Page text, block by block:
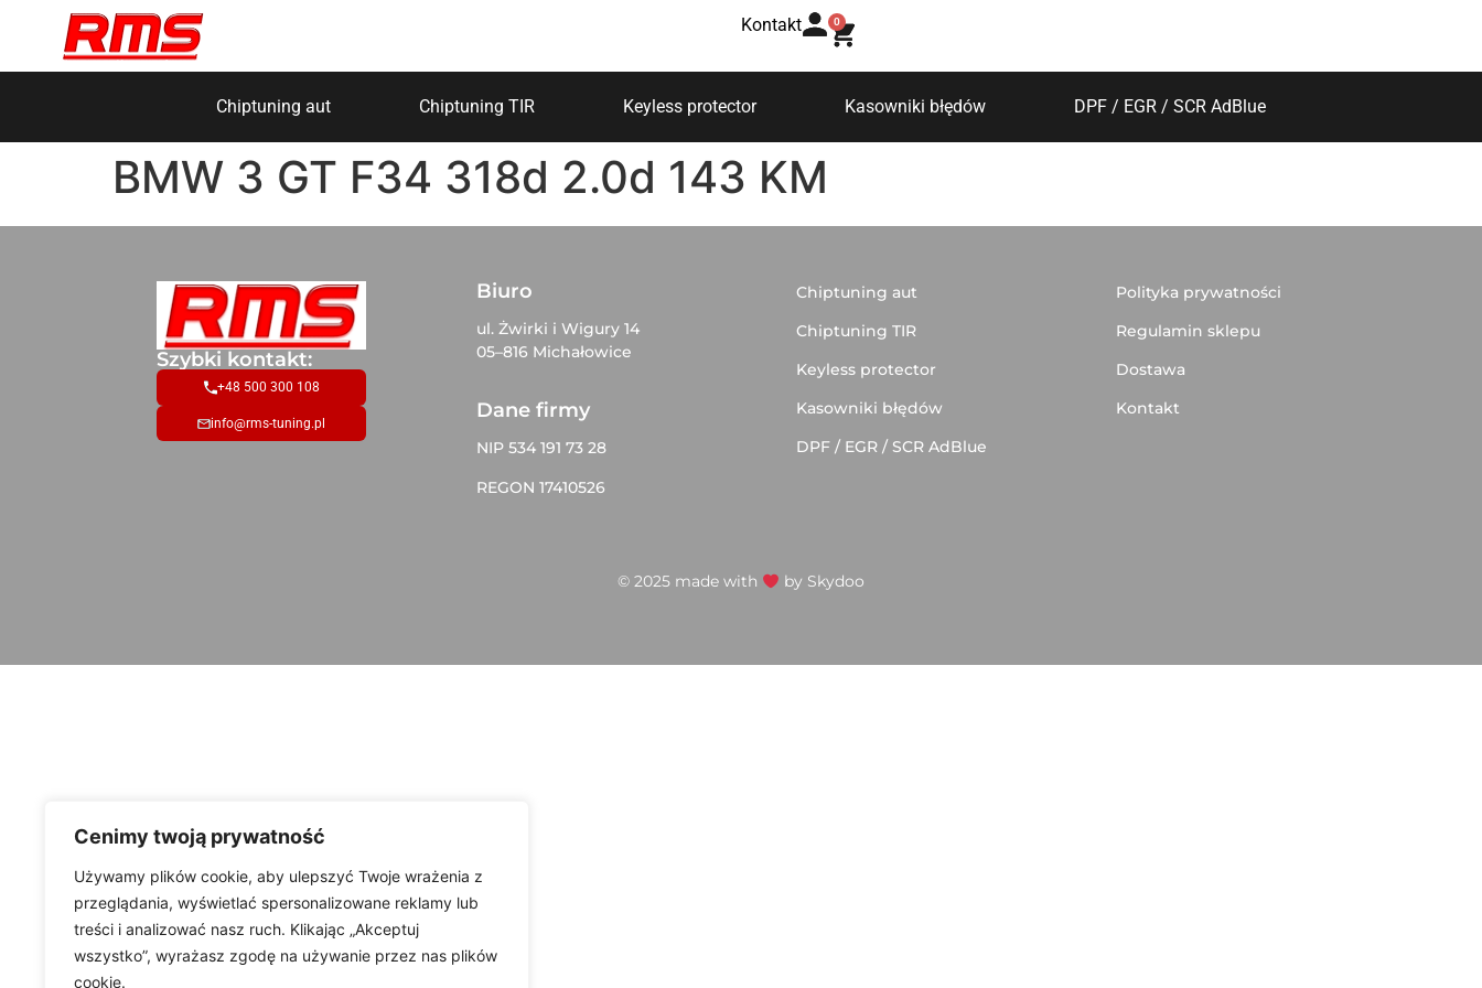
Cenimy twoją prywatność
Używamy plików cookie, aby ulepszyć Twoje wrażenia z
przeglądania, wyświetlać spersonalizowane reklamy lub
treści i analizować nasz ruch. Klikając „Akceptuj
wszystko”, wyrażasz zgodę na używanie przez nas plików
cookie.
Kontakt 0
Chiptuning aut Chiptuning TIR Keyless protector Kasowniki błędów DPF / EGR / SCR AdBlue
BMW 3 GT F34 318d 2.0d 143 KM
Szybki kontakt:
+48 500 300 108
info@rms-tuning.pl
Biuro
ul. Żwirki i Wigury 14
05–816 Michałowice
Dane firmy
NIP 534 191 73 28
REGON 17410526
Chiptuning aut
Chiptuning TIR
Keyless protector
Kasowniki błędów
DPF / EGR / SCR AdBlue
Polityka prywatności
Regulamin sklepu
Dostawa
Kontakt
© 2025 made with by Skydoo